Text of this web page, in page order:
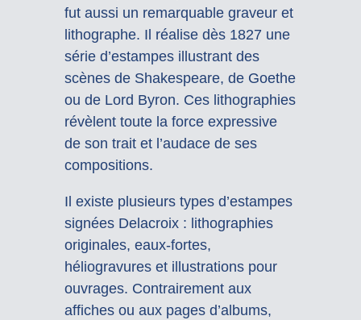
fut aussi un remarquable graveur et
lithographe. Il réalise dès 1827 une
série d’estampes illustrant des
scènes de Shakespeare, de Goethe
ou de Lord Byron. Ces lithographies
révèlent toute la force expressive
de son trait et l’audace de ses
compositions.
Il existe plusieurs types d’estampes
signées Delacroix : lithographies
originales, eaux-fortes,
héliogravures et illustrations pour
ouvrages. Contrairement aux
affiches ou aux pages d’albums,